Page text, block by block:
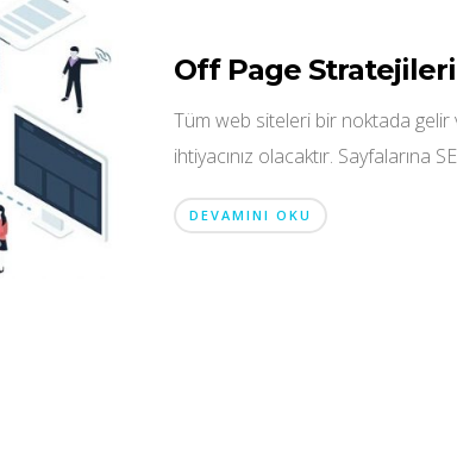
Off Page
Tüm web siteleri bir noktada gelir
ihtiyacınız olacaktır. Sayfalarına
DEVAMINI OKU